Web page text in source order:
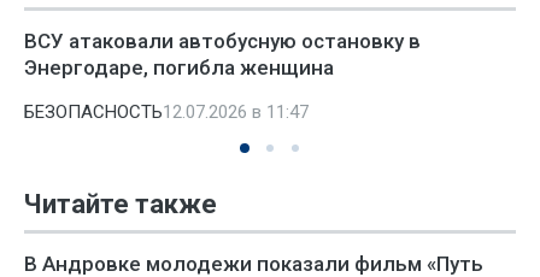
ВСУ атаковали автобусную остановку в
Энергодаре, погибла женщина
БЕЗОПАСНОСТЬ12.07.2026 в 11:47
Читайте также
В Андровке молодежи показали фильм «Путь